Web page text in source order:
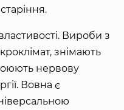
Вироби з
знімають
нервову
Вовна є